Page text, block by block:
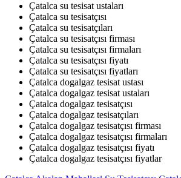
Çatalca su tesisat ustaları
Çatalca su tesisatçısı
Çatalca su tesisatçıları
Çatalca su tesisatçısı firması
Çatalca su tesisatçısı firmaları
Çatalca su tesisatçısı fiyatı
Çatalca su tesisatçısı fiyatları
Çatalca dogalgaz tesisat ustası
Çatalca dogalgaz tesisat ustaları
Çatalca dogalgaz tesisatçısı
Çatalca dogalgaz tesisatçıları
Çatalca dogalgaz tesisatçısı firması
Çatalca dogalgaz tesisatçısı firmaları
Çatalca dogalgaz tesisatçısı fiyatı
Çatalca dogalgaz tesisatçısı fiyatlar